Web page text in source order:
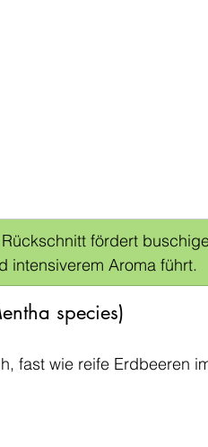
fördert
intensiverem Aroma führt.
species)
fast wie reife Erdbeeren